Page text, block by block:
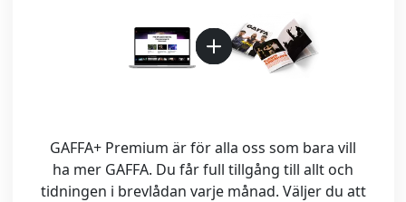
GAFFA+ Premium är för alla oss som bara vill
ha mer GAFFA. Du får full tillgång till allt och
tidningen i brevlådan varje månad. Väljer du att